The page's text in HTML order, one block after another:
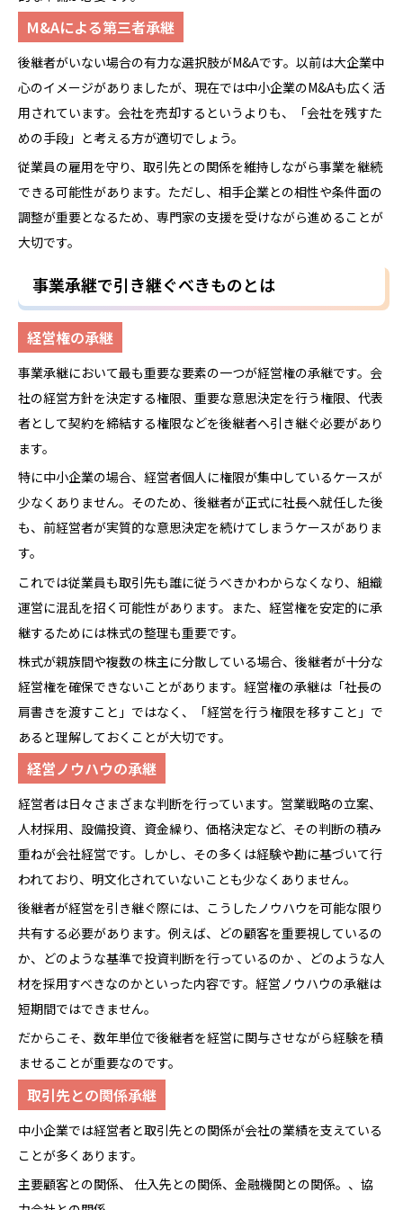
M&Aによる第三者承継
後継者がいない場合の有力な選択肢がM&Aです。以前は大企業中
心のイメージがありましたが、現在では中小企業のM&Aも広く活
用されています。会社を売却するというよりも、「会社を残すた
めの手段」と考える方が適切でしょう。
従業員の雇用を守り、取引先との関係を維持しながら事業を継続
できる可能性があります。ただし、相手企業との相性や条件面の
調整が重要となるため、専門家の支援を受けながら進めることが
大切です。
事業承継で引き継ぐべきものとは
経営権の承継
事業承継において最も重要な要素の一つが経営権の承継です。会
社の経営方針を決定する権限、重要な意思決定を行う権限、代表
者として契約を締結する権限などを後継者へ引き継ぐ必要があり
ます。
特に中小企業の場合、経営者個人に権限が集中しているケースが
少なくありません。そのため、後継者が正式に社長へ就任した後
も、前経営者が実質的な意思決定を続けてしまうケースがありま
す。
これでは従業員も取引先も誰に従うべきかわからなくなり、組織
運営に混乱を招く可能性があります。また、経営権を安定的に承
継するためには株式の整理も重要です。
株式が親族間や複数の株主に分散している場合、後継者が十分な
経営権を確保できないことがあります。経営権の承継は「社長の
肩書きを渡すこと」ではなく、「経営を行う権限を移すこと」で
あると理解しておくことが大切です。
経営ノウハウの承継
経営者は日々さまざまな判断を行っています。営業戦略の立案、
人材採用、設備投資、資金繰り、価格決定など、その判断の積み
重ねが会社経営です。しかし、その多くは経験や勘に基づいて行
われており、明文化されていないことも少なくありません。
後継者が経営を引き継ぐ際には、こうしたノウハウを可能な限り
共有する必要があります。例えば、どの顧客を重要視しているの
か、どのような基準で投資判断を行っているのか 、どのような人
材を採用すべきなのかといった内容です。経営ノウハウの承継は
短期間ではできません。
だからこそ、数年単位で後継者を経営に関与させながら経験を積
ませることが重要なのです。
取引先との関係承継
中小企業では経営者と取引先との関係が会社の業績を支えている
ことが多くあります。
主要顧客との関係、 仕入先との関係、金融機関との関係。、協